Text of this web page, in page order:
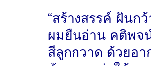
“สร้างสรรค์ ฝันก
ผมยืนอ่าน คติพจ
สีลูกกวาด ด้วยอา